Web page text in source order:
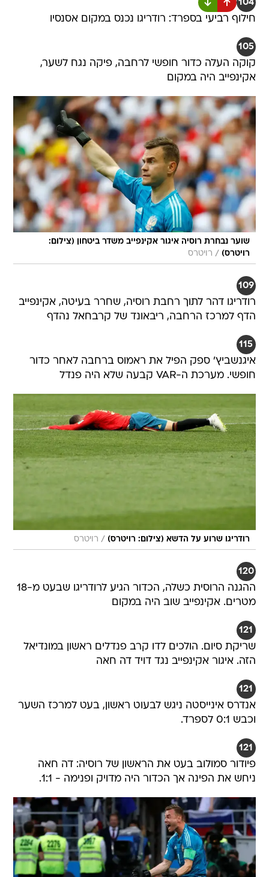
104
חילוף רביעי בספרד: רודריגו נכנס במקום אסנסיו
105
קוקה העלה כדור חופשי לרחבה, פיקה נגח לשער,
אקינפייב היה במקום
שוער נבחרת רוסיה איגור אקינפייב משדר ביטחון (צילום:
רויטרס) / רויטרס
109
רודריגו דהר לתוך רחבת רוסיה, שחרר בעיטה, אקינפייב
הדף למרכז הרחבה, ריבאונד של קרבחאל נהדף
115
איגנשביץ' ספק הפיל את ראמוס ברחבה לאחר כדור
חופשי. מערכת ה-VAR קבעה שלא היה פנדל
רודריגו שרוע על הדשא (צילום: רויטרס) / רויטרס
120
ההגנה הרוסית כשלה, הכדור הגיע לרודריגו שבעט מ-18
מטרים. אקינפייב שוב היה במקום
121
שריקת סיום. הולכים לדו קרב פנדלים ראשון במונדיאל
הזה. איגור אקינפייב נגד דויד דה חאה
121
אנדרס אינייסטה ניגש לבעוט ראשון, בעט למרכז השער
וכבש 0:1 לספרד.
121
פיודור סמולוב בעט את הראשון של רוסיה: דה חאה
ניחש את הפינה אך הכדור היה מדויק ופנימה - 1:1.